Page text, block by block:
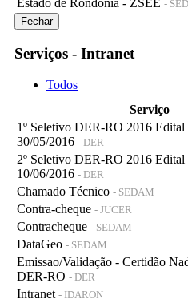
Estado de Rondônia - ZSEE -
Fechar
Serviços - Intranet
Todos
Serviço
1º Seletivo DER-RO 2016
30/05/2016 - DER
2º Seletivo DER-RO 2016
10/06/2016 - DER
Chamado Técnico - SEDAM
Contra-cheque - JUCER
Contracheque - SEDAM
DataGeo - SEDAM
Emissao/Validação - Certidão
DER-RO - DER
Intranet - IDARON